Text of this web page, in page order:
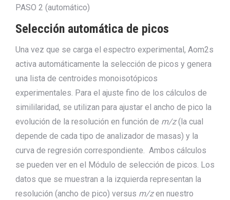
PASO 2 (automático)
Selección automática de picos
Una vez que se carga el espectro experimental, Aom2s
activa automáticamente la selección de picos y genera
una lista de centroides monoisotópicos
experimentales. Para el ajuste fino de los cálculos de
simililaridad, se utilizan para ajustar el ancho de pico la
evolución de la resolución en función de m/z(la cual
depende de cada tipo de analizador de masas) y la
curva de regresión correspondiente. Ambos cálculos
se pueden ver en el Módulo de selección de picos. Los
datos que se muestran a la izquierda representan la
resolución (ancho de pico) versus m/zen nuestro